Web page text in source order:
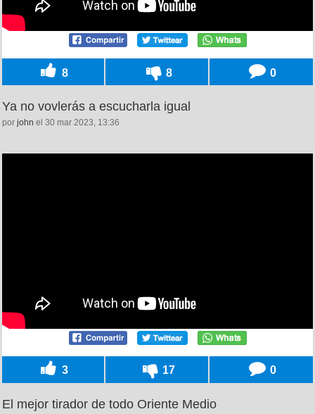
8 8 0
Ya no vovlerás a escucharla igual
por john el 30 mar 2023, 13:36
3 17 0
El mejor tirador de todo Oriente Medio